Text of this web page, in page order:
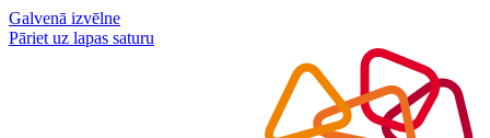
Galvenā izvēlne
Pāriet uz lapas saturu